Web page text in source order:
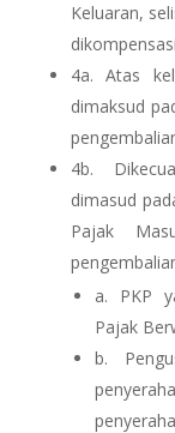
Keluaran,
4a.Atas
dimaksud
4b.
dimasud
Pajak
a. PKP
Pajak
b.